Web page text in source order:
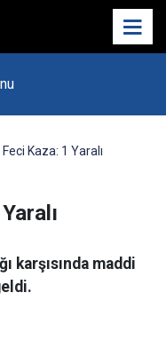
Feci Kaza: 1 Yaralı
karşısında maddi